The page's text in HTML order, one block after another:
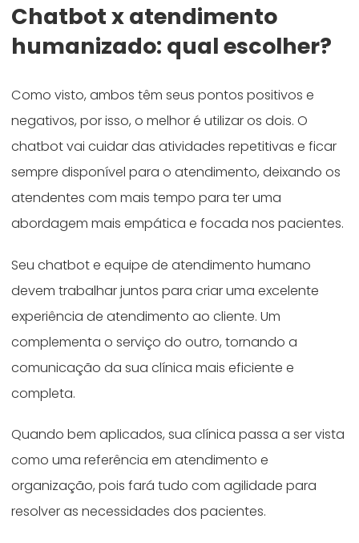
Chatbot x atendimento
humanizado: qual escolher?
Como visto, ambos têm seus pontos positivos e
negativos, por isso, o melhor é utilizar os dois. O
chatbot vai cuidar das atividades repetitivas e ficar
sempre disponível para o atendimento, deixando os
atendentes com mais tempo para ter uma
abordagem mais empática e focada nos pacientes.
Seu chatbot e equipe de atendimento humano
devem trabalhar juntos para criar uma excelente
experiência de atendimento ao cliente. Um
complementa o serviço do outro, tornando a
comunicação da sua clínica mais eficiente e
completa.
Quando bem aplicados, sua clínica passa a ser vista
como uma referência em atendimento e
organização, pois fará tudo com agilidade para
resolver as necessidades dos pacientes.